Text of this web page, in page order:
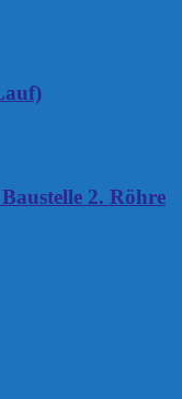
2. Röhre